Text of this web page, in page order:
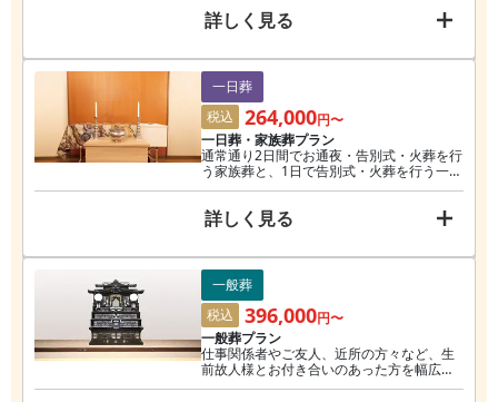
詳しく見る
一日葬
税込
264,000円〜
一日葬・家族葬プラン
通常通り2日間でお通夜・告別式・火葬を行
う家族葬と、1日で告別式・火葬を行う一日
葬があります。 一般会葬者がいない分、故
いただけます。
詳しく見る
一般葬
税込
396,000円〜
一般葬プラン
仕事関係者やご友人、近所の方々など、生
前故人様とお付き合いのあった方を幅広く
お招きし、2日間でお通夜・告別式・火葬を